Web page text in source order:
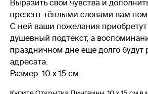
Выразить свои чувства и
презент тёплыми словами вам
С ней ваши пожелания
душевный подтекст, а
праздничном дне ещё долго будут
адресата.
Размер: 10 х 15 см.